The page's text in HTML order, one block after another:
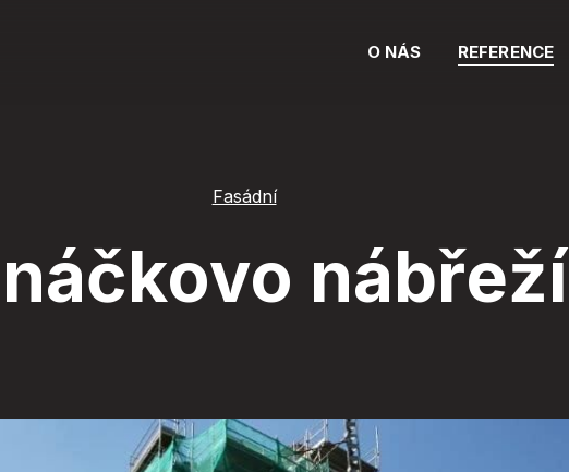
O NÁS REFERENCE
Fasádní
nábřeží